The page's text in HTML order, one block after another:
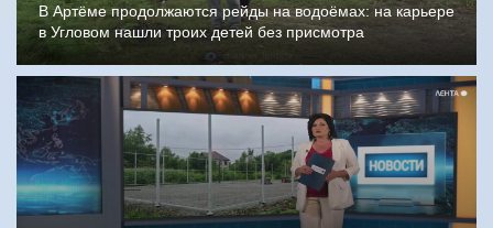
В Артёме продолжаются рейды на водоёмах: на карьере
в Угловом нашли троих детей без присмотра